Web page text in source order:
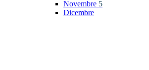
Novembre 5
Dicembre